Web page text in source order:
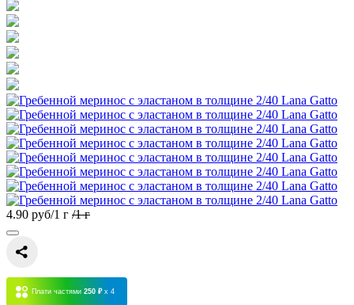
4.90 руб/1 г /1 г
Плати частями 250 ₽ x 4